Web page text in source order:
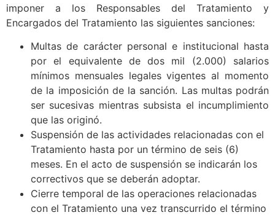
imponer a los Responsables del Tratamiento y
Encargados del Tratamiento las siguientes sanciones:
Multas de carácter personal e institucional hasta
por el equivalente de dos mil (2.000) salarios
mínimos mensuales legales vigentes al momento
de la imposición de la sanción. Las multas podrán
ser sucesivas mientras subsista el incumplimiento
que las originó.
Suspensión de las actividades relacionadas con el
Tratamiento hasta por un término de seis (6)
meses. En el acto de suspensión se indicarán los
correctivos que se deberán adoptar.
Cierre temporal de las operaciones relacionadas
con el Tratamiento una vez transcurrido el término